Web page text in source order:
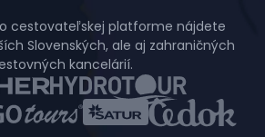
cestovateľskej platforme nájdete
Slovenských, ale aj zahraničných
kancelárií.